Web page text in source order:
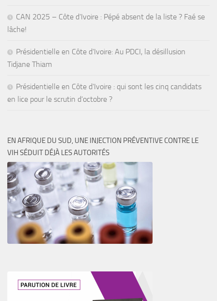
CAN 2025 – Côte d’Ivoire : Pépé absent de la liste ? Faé se
lâche!
Présidentielle en Côte d’Ivoire: Au PDCI, la désillusion
Tidjane Thiam
Présidentielle en Côte d’Ivoire : qui sont les cinq candidats
en lice pour le scrutin d’octobre ?
EN AFRIQUE DU SUD, UNE INJECTION PRÉVENTIVE CONTRE LE
VIH SÉDUIT DÉJÀ LES AUTORITÉS